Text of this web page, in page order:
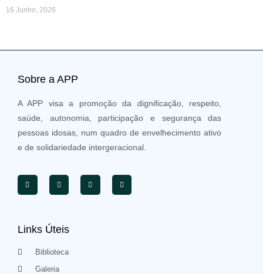
16 Junho, 2026
Sobre a APP
A APP visa a promoção da dignificação, respeito,
saúde, autonomia, participação e segurança das
pessoas idosas, num quadro de envelhecimento ativo
e de solidariedade intergeracional.
Links Úteis
Biblioteca
Galeria